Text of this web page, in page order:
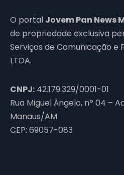
O portal Jovem Pan News
de propriedade exclusiva
Serviços de Comunicação e
LTDA.
CNPJ: 42.179.329/0001-01
Rua Miguel Ângelo, nº 04 –
Manaus/AM
CEP: 69057-083